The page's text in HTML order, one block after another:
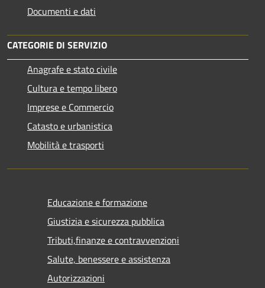
Documenti e dati
CATEGORIE DI SERVIZIO
Anagrafe e stato civile
Cultura e tempo libero
Imprese e Commercio
Catasto e urbanistica
Mobilità e trasporti
Educazione e formazione
Giustizia e sicurezza pubblica
Tributi,finanze e contravvenzioni
Salute, benessere e assistenza
Autorizzazioni